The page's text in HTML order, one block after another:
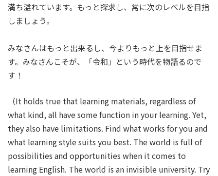
満ち溢れています。もっと探求し、常に次のレベルを目指
しましょう。
みなさんはもっと出来るし、今よりもっと上を目指せま
す。みなさんこそが、「令和」という時代を物語るので
す！
（It holds true that learning materials, regardless of
what kind, all have some function in your learning. Yet,
they also have limitations. Find what works for you and
what learning style suits you best. The world is full of
possibilities and opportunities when it comes to
learning English. The world is an invisible university. Try